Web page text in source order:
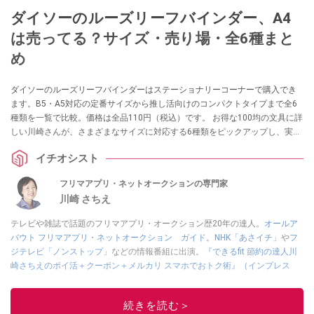
ダイソーのルーズリーフバインダー、A4
は売ってる？サイズ・売り場・全6種まと
め
ダイソーのルーズリーフバインダーはステーショナリーコーナーで購入でき
ます。B5・A5対応の定番サイズから推し活向けのコンパクトタイプまで全6
種類を一覧で比較。価格は全品110円（税込）です。 お得な100均の文具に詳
しい川崎さんが、さまざまなサイズに対応する6種類をピックアップし、実際
イチオシスト
フリマアプリ・ネットオークションの専門家
川崎 さちえ
テレビや雑誌で話題のフリマアプリ・オークション歴20年の達人。 オールア
バウト フリマアプリ・ネットオークション ガイド。 NHK「あさイチ」 やフ
ジテレビ「ノンストップ」 などの情報番組に出演。
『できるfit 節約の達人川
崎さちえのポイ活＋クーポン＋メルカリ スマホでおトク術』（インプレス
的に稼ぐ！』（翔泳社刊）
続きを読む＞